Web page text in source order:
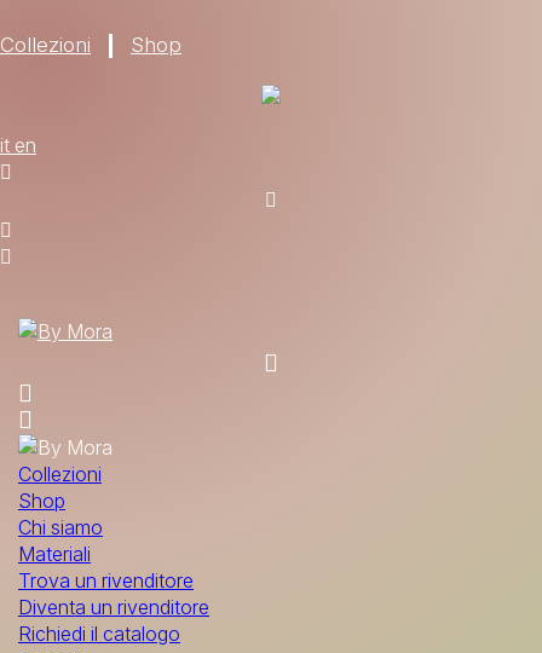
Collezioni Shop
it en
Collezioni
Shop
Chi siamo
Materiali
Trova un rivenditore
Diventa un rivenditore
Richiedi il catalogo
CONTATTI